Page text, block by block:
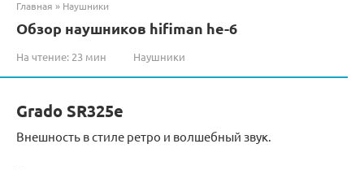
Главная » Наушники
Обзор наушников hifiman he-6
На чтение: 23 мин Наушники
Grado SR325e
Внешность в стиле ретро и волшебный звук.